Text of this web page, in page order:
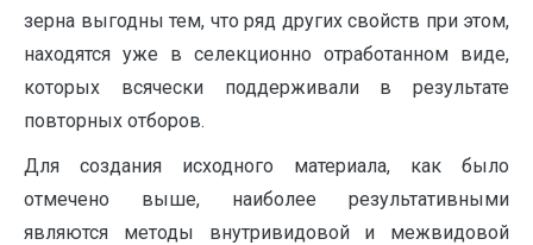
зерна выгодны тем, что ряд других свойств при этом,
находятся уже в селекционно отработанном виде,
которых всячески поддерживали в результате
повторных отборов.
Для создания исходного материала, как было
отмечено выше, наиболее результативными
являются методы внутривидовой и межвидовой